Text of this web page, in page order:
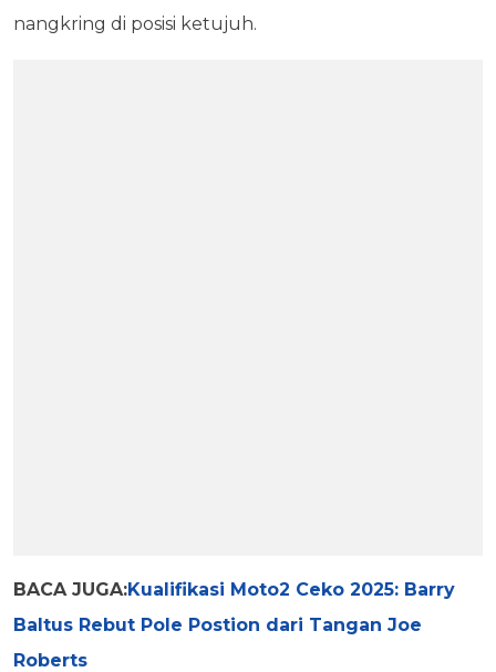
nangkring di posisi ketujuh.
BACA JUGA:Kualifikasi Moto2 Ceko 2025: Barry
Baltus Rebut Pole Postion dari Tangan Joe
Roberts